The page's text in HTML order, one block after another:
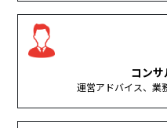
コン
運営アドバイス、業